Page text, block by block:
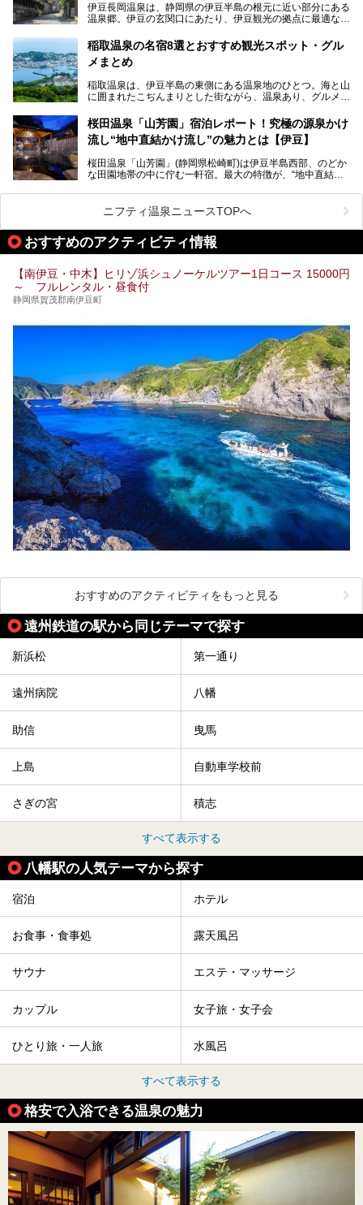
予定。
ャー施設など、現在リニューアルオープンしている施設を中
心に、家族連れでも大人だけでも、おひとりさまでも多彩な
楽しみ方ができる「プレジャーリゾート 伊豆赤沢温泉」を
───
この記事はプレジャーリゾート 伊豆赤沢温泉のPR記事で
す。
伊豆長岡温泉は、静岡県の伊豆半島の根元に近い部分にある
温泉郷。伊豆の玄関口にあたり、伊豆観光の拠点に最適な立
ちろん日帰りでも楽しめるのが魅力です。
この記事では、伊豆長岡温泉の歴史や魅力、おすすめの宿を
る温泉施設も紹介します！
稲取温泉の名宿8選とおすすめ観光スポット・グル
メまとめ
稲取温泉は、伊豆半島の東側にある温泉地のひとつ。海と山
に囲まれたこぢんまりとした街ながら、温泉あり、グルメあ
京からは約2時間30分、直通電車もありアクセスしやすいの
もうれしいところ。
入れる温泉施設、チェックしたい観光スポットやアクティビ
ティなどを一挙にまとめピックアップ。伊豆稲取温泉を訪れ
桜田温泉「山芳園」宿泊レポート！究極の源泉かけ
流し“地中直結かけ流し”の魅力とは【伊豆】
桜田温泉「山芳園」(静岡県松崎町)は伊豆半島西部、のどか
な田園地帯の中に佇む一軒宿。最大の特徴が、“地中直結か
地下に眠る源泉を加水・加温・消毒無し、さらには途中過程
で空気にも触れさせることなく浴槽まで提供。「究極の源泉
かけ流し」と言っても決して過言ではありません。
今回、桜田温泉「山芳園」の“温泉”を中心に、その魅力を詳
細レポート。また口コミの評判も非常に高い宿であり、客室
や食事も併せて徹底紹介します！
ニフティ温泉ニュースTOPへ
おすすめのアクティビティ情報
【南伊豆・中木】ヒリゾ浜シュノーケルツアー1日コース 15000円
～ フルレンタル・昼食付
静岡県賀茂郡南伊豆町
おすすめのアクティビティをもっと見る
遠州鉄道の駅から同じテーマで探す
新浜松 第一通り
遠州病院 八幡
助信 曳馬
上島 自動車学校前
さぎの宮 積志
すべて表示する
八幡駅の人気テーマから探す
宿泊 ホテル
お食事・食事処 露天風呂
サウナ エステ・マッサージ
カップル 女子旅・女子会
ひとり旅・一人旅 水風呂
すべて表示する
格安で入浴できる温泉の魅力